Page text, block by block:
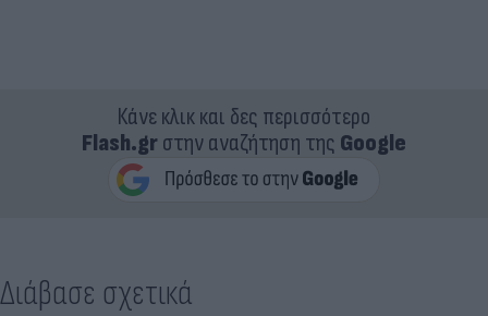
Κάνε κλικ και δες περισσότερο
Flash.grστην αναζήτηση της Google
Διάβασε σχετικά